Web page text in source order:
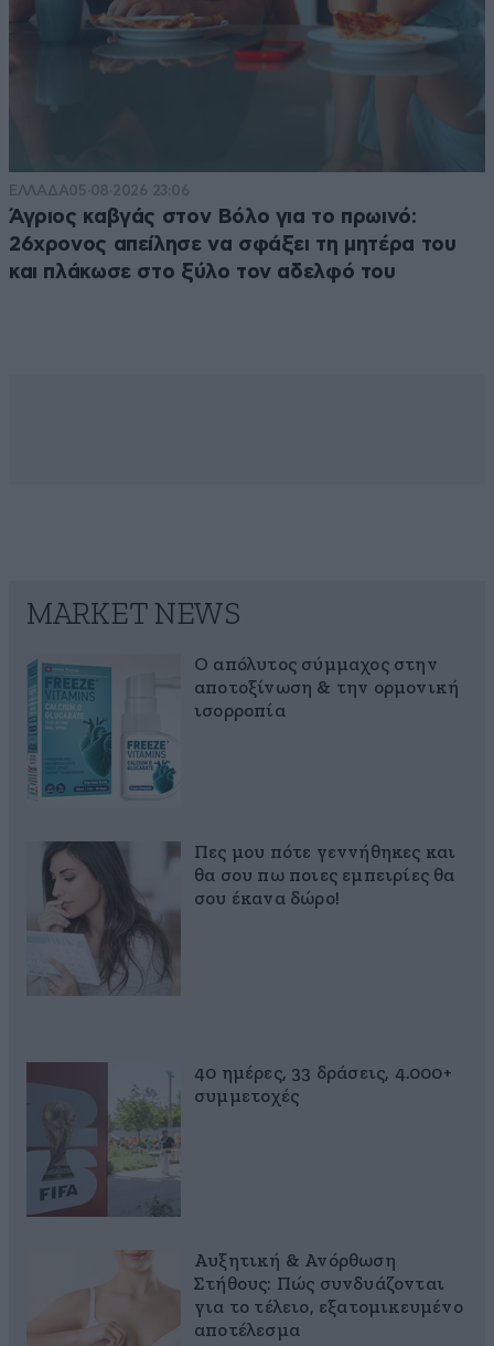
ΕΛΛΑΔΑ05·08·2026 23:06
Άγριος καβγάς στον Βόλο για το πρωινό:
26χρονος απείλησε να σφάξει τη μητέρα του
και πλάκωσε στο ξύλο τον αδελφό του
MARKET NEWS
Ο απόλυτος σύμμαχος στην
αποτοξίνωση & την ορμονική
ισορροπία
Πες μου πότε γεννήθηκες και
θα σου πω ποιες εμπειρίες θα
σου έκανα δώρο!
40 ημέρες, 33 δράσεις, 4.000+
συμμετοχές
Αυξητική & Ανόρθωση
Στήθους: Πώς συνδυάζονται
για το τέλειο, εξατομικευμένο
αποτέλεσμα